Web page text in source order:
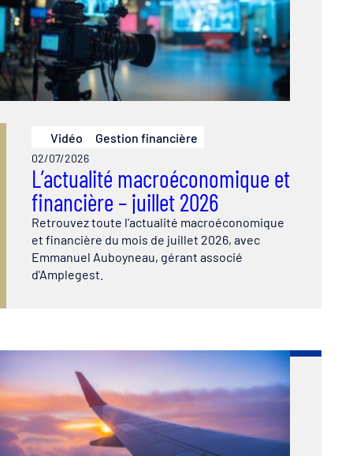
Vidéo Gestion financière
02/07/2026
L’actualité macroéconomique et
financière – juillet 2026
Retrouvez toute l'actualité macroéconomique
et financière du mois de juillet 2026, avec
Emmanuel Auboyneau, gérant associé
d'Amplegest.